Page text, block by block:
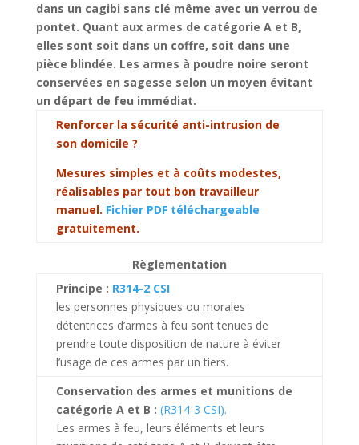
dans un cagibi sans clé même avec un verrou de
pontet. Quant aux armes de catégorie A et B,
elles sont soit dans un coffre, soit dans une
pièce blindée. Les armes à poudre noire seront
conservées en sagesse selon un moyen évitant
un départ de feu immédiat.
Renforcer la sécurité anti-intrusion de
son domicile ?
Mesures simples et à coûts modestes,
réalisables par tout bon travailleur
manuel. Fichier PDF téléchargeable
gratuitement.
Règlementation
Principe : R314-2 CSI
les personnes physiques ou morales
détentrices d’armes à feu sont tenues de
prendre toute disposition de nature à éviter
l’usage de ces armes par un tiers.
Conservation des armes et munitions de
catégorie A et B : (R314-3 CSI).
Les armes à feu, leurs éléments et leurs